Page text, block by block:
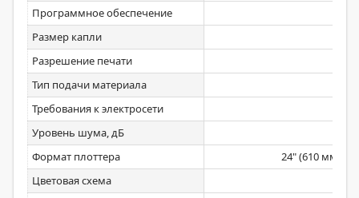
Программное обеспечение
Размер капли
Разрешение печати
Тип подачи материала
Требования к электросети
Уровень шума, дБ
Формат плоттера
24" (610 мм,
Цветовая схема